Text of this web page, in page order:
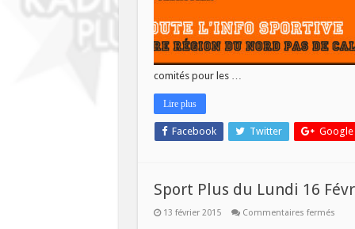
comités pour les …
Lire plus
Facebook Twitter Google
Sport Plus du Lundi 16
13 février 2015 Commentaires ferméssur